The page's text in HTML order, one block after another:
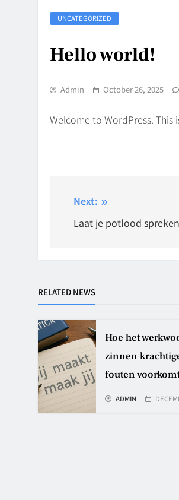
UNCATEGORIZED
Hello world!
Admin October 26, 2025
Welcome to WordPress.
Post
navigation
Next:
Laat je potlood
RELATED NEWS
Hoe het
zinnen
fouten
ADMIN